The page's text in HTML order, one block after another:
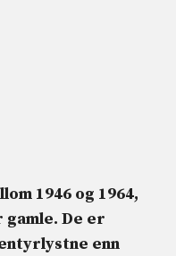
1946 og 1964,
gamle. De er
enn